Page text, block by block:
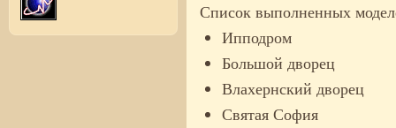
Список выполненных
Ипподром
Большой дворец
Влахернский дворец
Святая София